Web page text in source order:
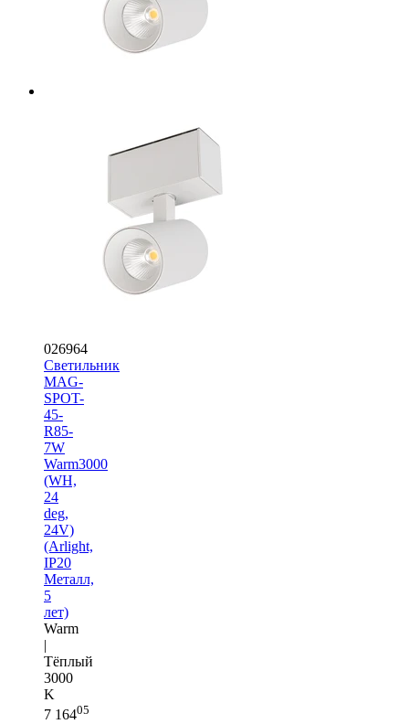
026964
Светильник
MAG-
SPOT-
45-
R85-
7W
Warm3000
(WH,
24
deg,
24V)
(Arlight,
IP20
Металл,
5
лет)
Warm
|
Тёплый
3000
K
7 16405